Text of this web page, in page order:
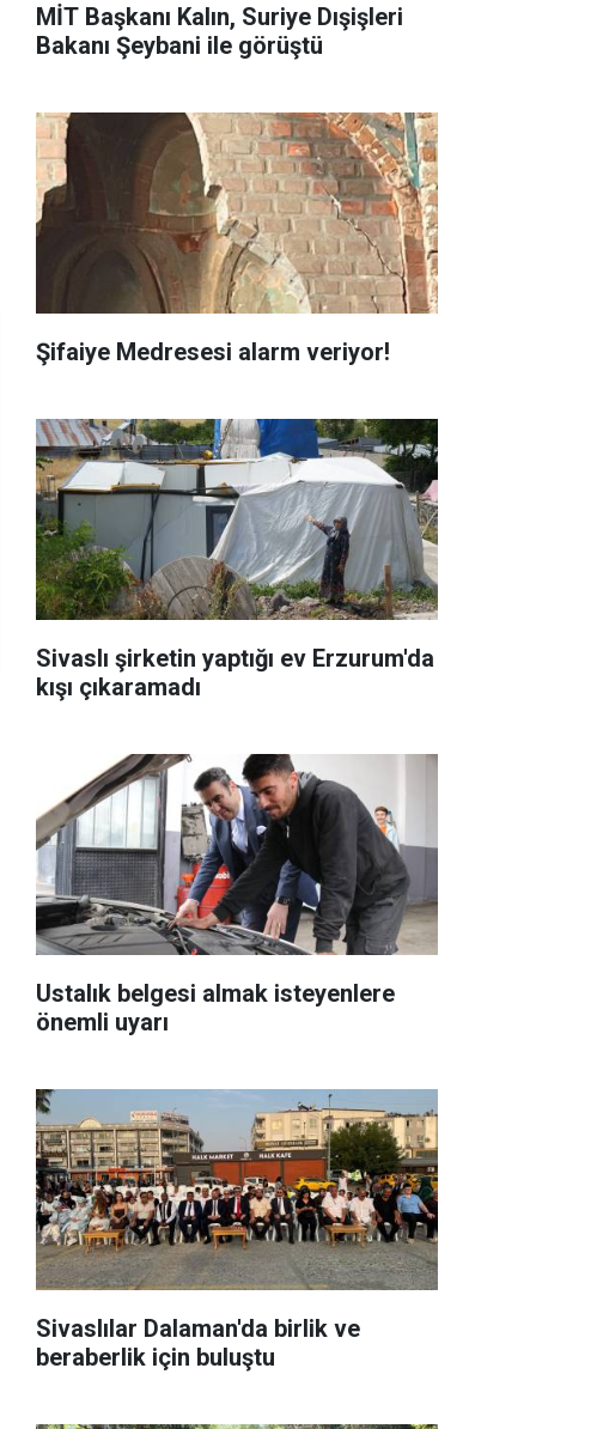
MİT Başkanı Kalın, Suriye Dışişleri
Bakanı Şeybani ile görüştü
Şifaiye Medresesi alarm veriyor!
Sivaslı şirketin yaptığı ev Erzurum'da
kışı çıkaramadı
Ustalık belgesi almak isteyenlere
önemli uyarı
Sivaslılar Dalaman'da birlik ve
beraberlik için buluştu